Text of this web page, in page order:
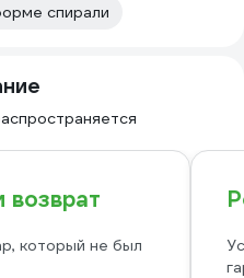
спирали
возврат
который не был